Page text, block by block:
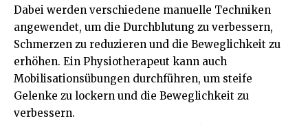
Dabei werden verschiedene manuelle Techniken
angewendet, um die Durchblutung zu verbessern,
Schmerzen zu reduzieren und die Beweglichkeit zu
erhöhen. Ein Physiotherapeut kann auch
Mobilisationsübungen durchführen, um steife
Gelenke zu lockern und die Beweglichkeit zu
verbessern.